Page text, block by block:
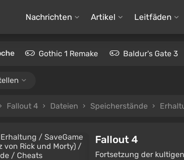
Nachrichten Artikel Leitfäden
Gothic 1 Remake Baldur's Gate 3
Fallout 4 Dateien Speicherstände
Fallout 4
Fortsetzung der